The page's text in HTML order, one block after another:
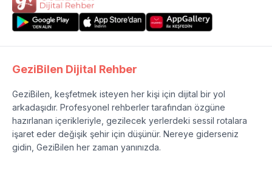
GeziBilen Dijital Rehber
GeziBilen, keşfetmek isteyen her kişi için dijital bir yol
arkadaşıdır. Profesyonel rehberler tarafından özgüne
hazırlanan içerikleriyle, gezilecek yerlerdeki sessil rotalara
işaret eder değişik şehir için düşünür. Nereye giderseniz
gidin, GeziBilen her zaman yanınızda.